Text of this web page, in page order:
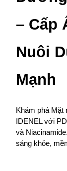
– Cấp
Nuôi
Mạnh
Khám phá
IDENEL với
và
sáng khỏe,